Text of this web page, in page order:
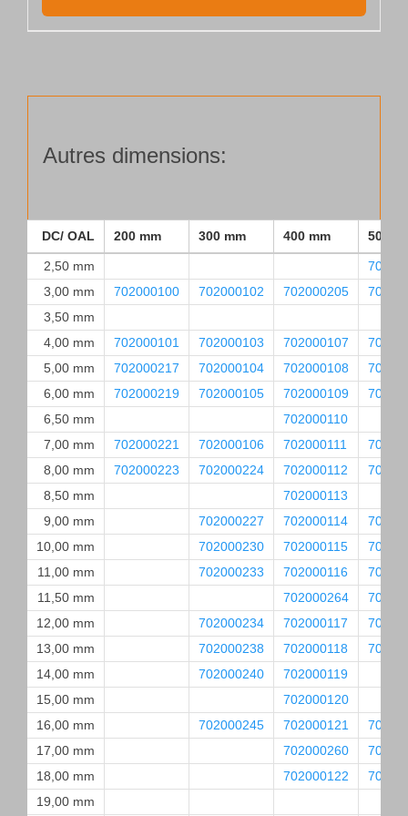
Autres dimensions:
DC/ OAL 200 mm 300 mm 400 mm 500
2,50 mm
3,00 mm
702000100 702000102 702000205
3,50 mm
4,00 mm
702000101 702000103 702000107
5,00 mm
702000217 702000104 702000108
6,00 mm
702000219 702000105 702000109
6,50 mm
702000110
7,00 mm
702000221 702000106 702000111
8,00 mm
702000223 702000224 702000112
8,50 mm
702000113
9,00 mm
702000227 702000114
10,00 mm
702000230 702000115
11,00 mm
702000233 702000116
11,50 mm
702000264
12,00 mm
702000234 702000117
13,00 mm
702000238 702000118
14,00 mm
702000240
702000119
15,00 mm
702000120
16,00 mm
702000245 702000121
17,00 mm
702000260
18,00 mm
702000122
19,00 mm